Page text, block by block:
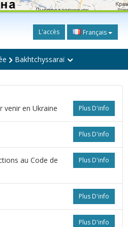
L'accès Français
Bakhtchyssaraï
Plus D'info
venir en Ukraine
Plus D'info
Plus D'info
au Code de
Plus D'info
Plus D'info